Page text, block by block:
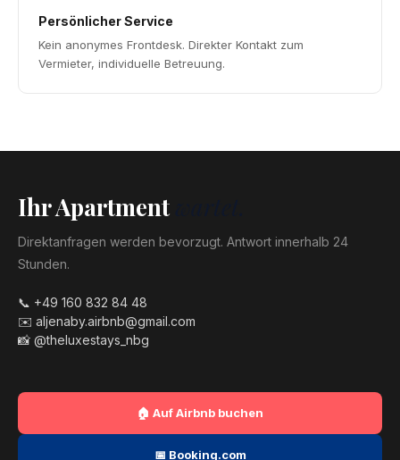
Persönlicher Service
Kein anonymes Frontdesk. Direkter Kontakt zum
Vermieter, individuelle Betreuung.
Ihr Apartment
Direktanfragen werden bevorzugt. Antwort innerhalb 24
Stunden.
📞 +49 160 832 84 48
✉️ aljenaby.airbnb@gmail.com
📸 @theluxestays_nbg
🏠 Auf Airbnb buchen
📅 Booking.com